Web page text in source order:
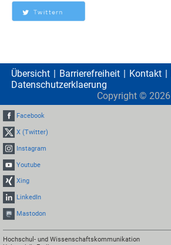
Übersicht Barrierefreiheit Kontakt
Datenschutzerklaerung
Copyright © 2026
Facebook
X (Twitter)
Instagram
Youtube
Xing
LinkedIn
Mastodon
Hochschul- und Wissenschaftskommunikation